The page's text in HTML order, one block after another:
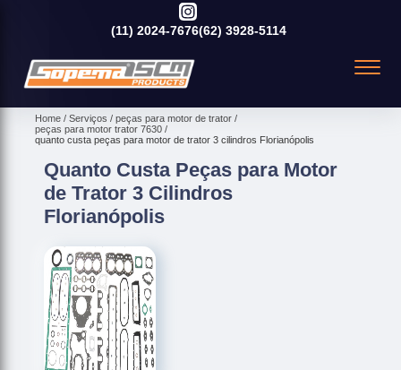
(11) 2024-7676(62) 3928-5114
Home Serviços
peças para motor de trator
peças para motor trator 7630
quanto custa peças para motor de trator 3 cilindros Florianópolis
Quanto Custa Peças para Motor
de Trator 3 Cilindros
Florianópolis